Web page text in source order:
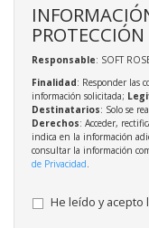
Responsable: SOFT
Finalidad: Responder las
información solicitada;
Destinatarios: Solo se
Derechos: Acceder,
indica en la información
consultar la información
de Privacidad
He leído y acepto